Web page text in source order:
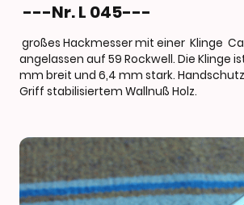
---Nr. L 045---
großes Hackmesser mit einer Klinge
angelassen auf 59 Rockwell. Die Klinge
mm breit und 6,4 mm stark.
Griff stabilisiertem Wallnuß Holz.